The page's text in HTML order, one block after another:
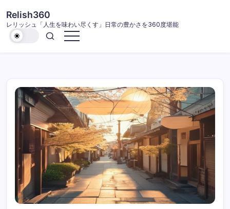
ン
テ
Relish360
レリッシュ「人生を味わい尽くす」日常の豊かさを360度堪能